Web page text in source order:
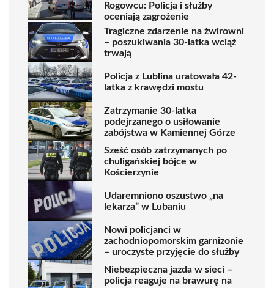
Rogowcu: Policja i służby
oceniają zagrożenie
Tragiczne zdarzenie na żwirowni
– poszukiwania 30-latka wciąż
trwają
Policja z Lublina uratowała 42-
latka z krawędzi mostu
Zatrzymanie 30-latka
podejrzanego o usiłowanie
zabójstwa w Kamiennej Górze
Sześć osób zatrzymanych po
chuligańskiej bójce w
Kościerzynie
Udaremniono oszustwo „na
lekarza” w Lubaniu
Nowi policjanci w
zachodniopomorskim garnizonie
– uroczyste przyjęcie do służby
Niebezpieczna jazda w sieci –
policja reaguje na brawurę na